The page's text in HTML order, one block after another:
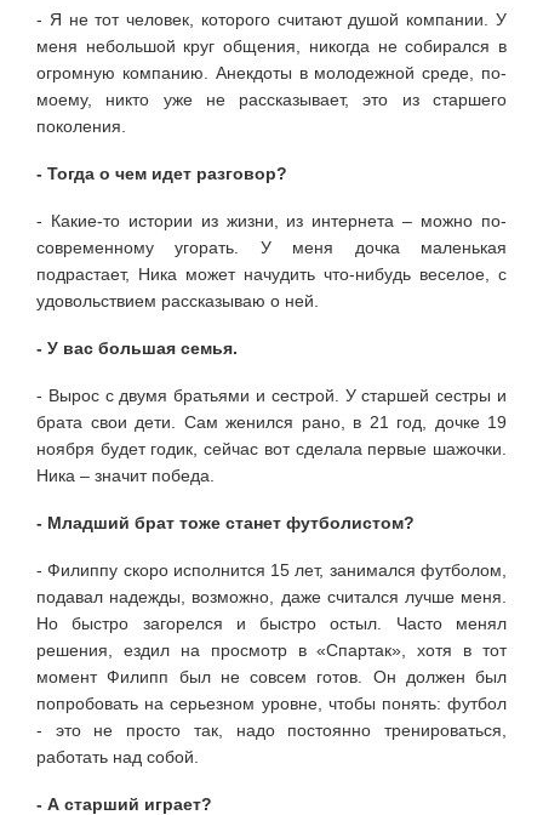
- Я не тот человек, которого считают душой компании. У
меня небольшой круг общения, никогда не собирался в
огромную компанию. Анекдоты в молодежной среде, по-
моему, никто уже не рассказывает, это из старшего
поколения.
- Тогда о чем идет разговор?
- Какие-то истории из жизни, из интернета – можно по-
современному угорать. У меня дочка маленькая
подрастает, Ника может начудить что-нибудь веселое, с
удовольствием рассказываю о ней.
- У вас большая семья.
- Вырос с двумя братьями и сестрой. У старшей сестры и
брата свои дети. Сам женился рано, в 21 год, дочке 19
ноября будет годик, сейчас вот сделала первые шажочки.
Ника – значит победа.
- Младший брат тоже станет футболистом?
- Филиппу скоро исполнится 15 лет, занимался футболом,
подавал надежды, возможно, даже считался лучше меня.
Но быстро загорелся и быстро остыл. Часто менял
решения, ездил на просмотр в «Спартак», хотя в тот
момент Филипп был не совсем готов. Он должен был
попробовать на серьезном уровне, чтобы понять: футбол
- это не просто так, надо постоянно тренироваться,
работать над собой.
- А старший играет?